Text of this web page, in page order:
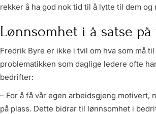
rekker å ha god nok tid til å lytte til dem og
Lønnsomhet i å satse på
Fredrik Byre er ikke i tvil om hva som må
problematikken som daglige ledere ofte
bedrifter:
– For å få vår egen arbeidsgjeng motivert,
på plass. Dette bidrar til lønnsomhet i